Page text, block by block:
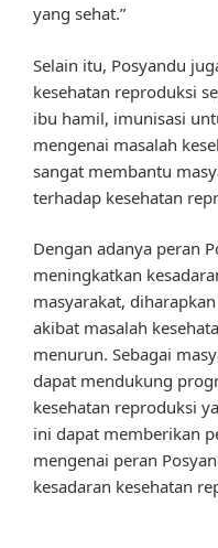
yang sehat.”
Selain itu, Posyandu
kesehatan reproduksi
ibu hamil, imunisasi
mengenai masalah
sangat membantu
terhadap kesehatan
Dengan adanya peran
meningkatkan
masyarakat,
akibat masalah
menurun. Sebagai
dapat mendukung
kesehatan reproduksi
ini dapat memberikan
mengenai peran
kesadaran kesehatan